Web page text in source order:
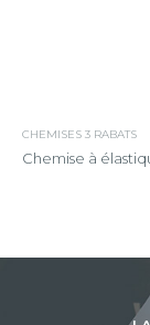
CHEMISES 3 RABATS
Chemise à